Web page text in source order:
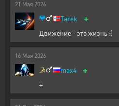
21 Мая 2026
Tarek +
Движение - это жизнь :)
16 Мая 2026
max4 +
+